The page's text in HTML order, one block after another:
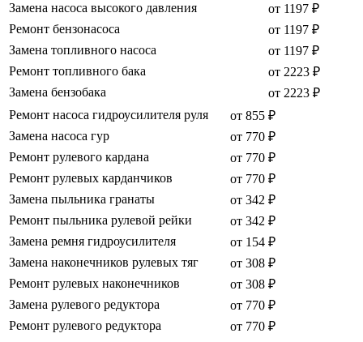
Замена насоса высокого давления
от 1197 ₽
Ремонт бензонасоса
от 1197 ₽
Замена топливного насоса
от 1197 ₽
Ремонт топливного бака
от 2223 ₽
Замена бензобака
от 2223 ₽
Ремонт насоса гидроусилителя руля
от 855 ₽
Замена насоса гур
от 770 ₽
Ремонт рулевого кардана
от 770 ₽
Ремонт рулевых карданчиков
от 770 ₽
Замена пыльника гранаты
от 342 ₽
Ремонт пыльника рулевой рейки
от 342 ₽
Замена ремня гидроусилителя
от 154 ₽
Замена наконечников рулевых тяг
от 308 ₽
Ремонт рулевых наконечников
от 308 ₽
Замена рулевого редуктора
от 770 ₽
Ремонт рулевого редуктора
от 770 ₽